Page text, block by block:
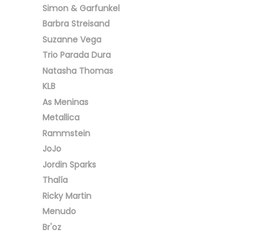
Simon & Garfunkel
Barbra Streisand
Suzanne Vega
Trio Parada Dura
Natasha Thomas
KLB
As Meninas
Metallica
Rammstein
JoJo
Jordin Sparks
Thalía
Ricky Martin
Menudo
Br'oz